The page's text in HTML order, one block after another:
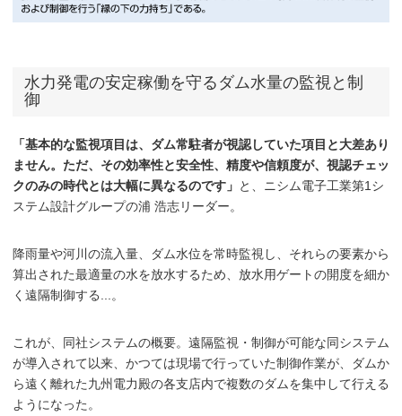
水力発電の安定稼働を守るダム水量の監視と制
御
「基本的な監視項目は、ダム常駐者が視認していた項目と大差あり
ません。ただ、その効率性と安全性、精度や信頼度が、視認チェッ
クのみの時代とは大幅に異なるのです」 と、ニシム電子工業第1シ
ステム設計グループの浦 浩志リーダー。
降雨量や河川の流入量、ダム水位を常時監視し、それらの要素から
算出された最適量の水を放水するため、放水用ゲートの開度を細か
く遠隔制御する...。
これが、同社システムの概要。遠隔監視・制御が可能な同システム
が導入されて以来、かつては現場で行っていた制御作業が、ダムか
ら遠く離れた九州電力殿の各支店内で複数のダムを集中して行える
ようになった。